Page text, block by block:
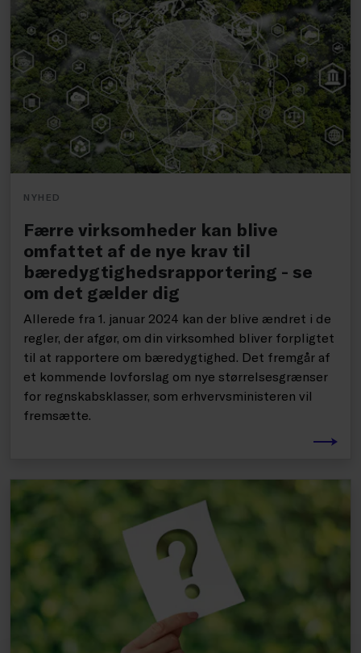
NYHED
Færre virksomheder kan blive
omfattet af de nye krav til
bæredygtighedsrapportering - se
om det gælder dig
Allerede fra 1. januar 2024 kan der blive ændret i de
regler, der afgør, om din virksomhed bliver forpligtet
til at rapportere om bæredygtighed. Det fremgår af
et kommende lovforslag om nye størrelsesgrænser
for regnskabsklasser, som erhvervsministeren vil
fremsætte.